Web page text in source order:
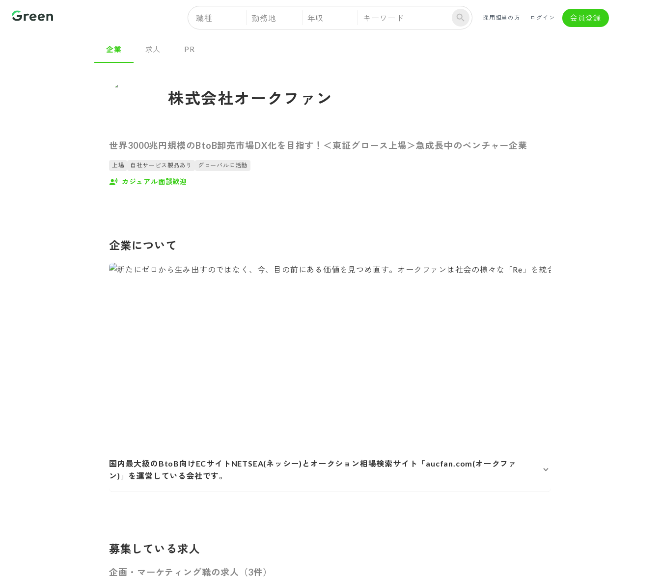
職種 勤務地 年収 採用担当の方 ログイン 会員登録
企業 求人 PR
株式会社オークファン
世界3000兆円規模のBtoB卸売市場DX化を目指す！＜東証グロース上場＞急成長中のベンチャー企業
上場 自社サービス製品あり グローバルに活動
カジュアル面談歓迎
企業について
国内最大級のBtoB向けECサイトNETSEA(ネッシー)とオークション相場検索サイト「aucfan.com(オークファ
ン)」を運営している会社です。
募集している求人
企画・マーケティング職の求人（3件）